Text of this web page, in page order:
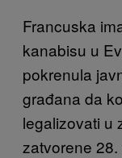
Francuska
kanabisu u
pokrenula
građana da
legalizovati u
zatvorene